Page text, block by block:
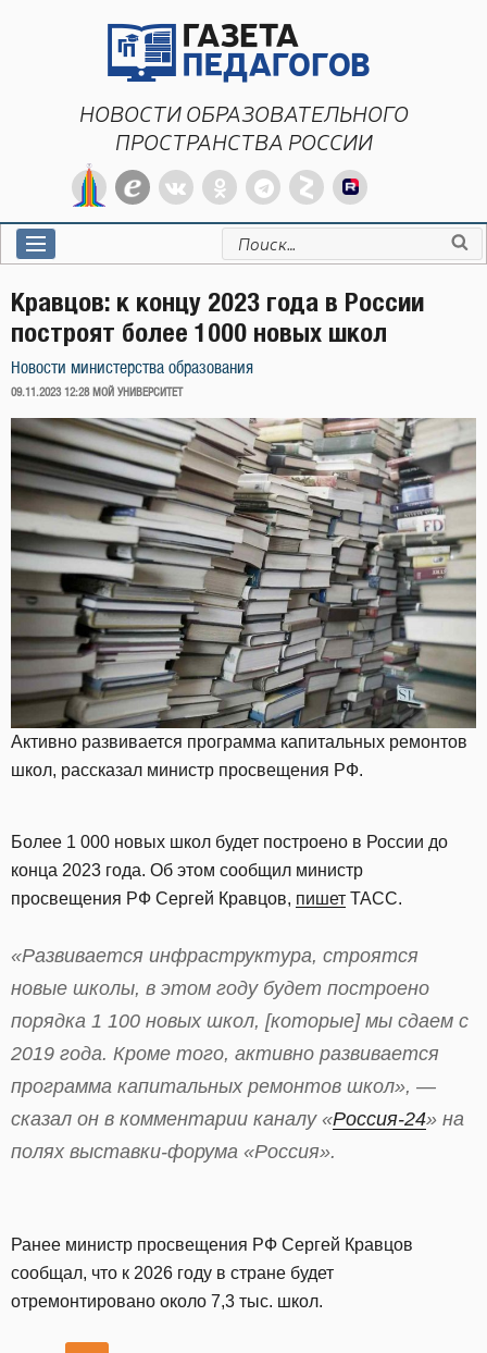
НОВОСТИ ОБРАЗОВАТЕЛЬНОГО
ПРОСТРАНСТВА РОССИИ
Искать:
Кравцов: к концу 2023 года в России
построят более 1000 новых школ
Новости министерства образования
ОПУБЛИКОВАНО
09.11.2023 12:28 МОЙ УНИВЕРСИТЕТ
Активно развивается программа капитальных ремонтов
школ, рассказал министр просвещения РФ.
Более 1 000 новых школ будет построено в России до
конца 2023 года. Об этом сообщил министр
просвещения РФ Сергей Кравцов, пишет ТАСС.
«Развивается инфраструктура, строятся
новые школы, в этом году будет построено
порядка 1 100 новых школ, [которые] мы сдаем с
2019 года. Кроме того, активно развивается
программа капитальных ремонтов школ», —
сказал он в комментарии каналу «Россия-24» на
полях выставки-форума «Россия».
Ранее министр просвещения РФ Сергей Кравцов
сообщал, что к 2026 году в стране будет
отремонтировано около 7,3 тыс. школ.